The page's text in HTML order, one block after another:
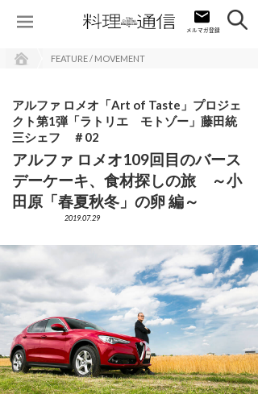
FEATURE / MOVEMENT
アルファ ロメオ「Art of Taste」プロジェ
クト第1弾「ラトリエ モトゾー」藤田統
三シェフ ＃02
アルファ ロメオ109回目のバース
デーケーキ、食材探しの旅 ～小
田原「春夏秋冬」の卵 編～
2019.07.29